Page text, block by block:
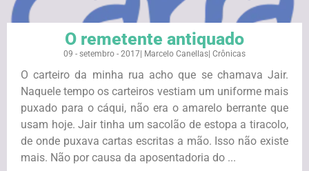
O remetente antiquado
09 - setembro - 2017 Marcelo Canellas Crônicas
O carteiro da minha rua acho que se chamava Jair.
Naquele tempo os carteiros vestiam um uniforme mais
puxado para o cáqui, não era o amarelo berrante que
usam hoje. Jair tinha um sacolão de estopa a tiracolo,
de onde puxava cartas escritas a mão. Isso não existe
mais. Não por causa da aposentadoria do ...